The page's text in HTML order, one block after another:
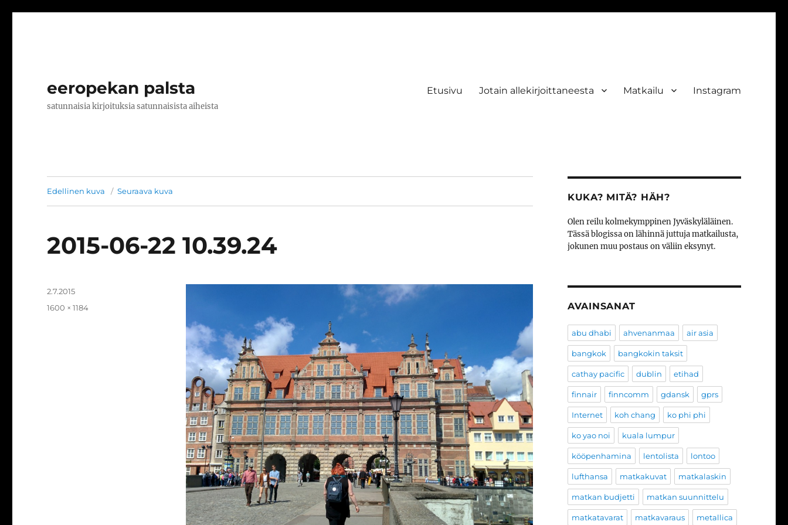
eeropekan palsta
satunnaisia kirjoituksia satunnaisista aiheista
Etusivu Jotain allekirjoittaneesta Matkailu Instagram
Edellinen kuva Seuraava kuva
2015-06-22 10.39.24
Julkaistu
2.7.2015
Täysikokoinen
1600 × 1184
KUKA? MITÄ? HÄH?
Olen reilu kolmekymppinen Jyväskyläläinen.
Tässä blogissa on lähinnä juttuja matkailusta,
jokunen muu postaus on väliin eksynyt.
AVAINSANAT
abu dhabi ahvenanmaa air asia
bangkok bangkokin taksit
cathay pacific dublin etihad
finnair finncomm gdansk gprs
Internet koh chang ko phi phi
ko yao noi kuala lumpur
kööpenhamina lentolista lontoo
lufthansa matkakuvat matkalaskin
matkan budjetti matkan suunnittelu
matkatavarat matkavaraus metallica